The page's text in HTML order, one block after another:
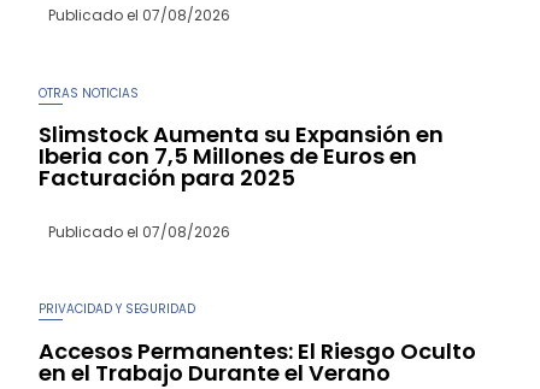
Publicado el 07/08/2026
OTRAS NOTICIAS
Slimstock Aumenta su Expansión en
Iberia con 7,5 Millones de Euros en
Facturación para 2025
Publicado el 07/08/2026
PRIVACIDAD Y SEGURIDAD
Accesos Permanentes: El Riesgo Oculto
en el Trabajo Durante el Verano